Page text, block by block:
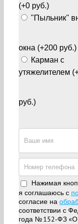
(+0 руб.)
"Пыльник"
окна (+200 руб.)
Карман с
утяжелителем
руб.)
Нажимая
я соглашаюсь с
согласие на
соответствии с
года № 152‑ФЗ